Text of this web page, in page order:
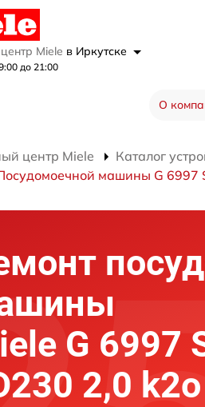
Miele в Иркутске
до 21:00
О
центр Miele Каталог
машины G 6997
G 6997
2,0